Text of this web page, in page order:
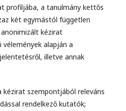
profiljába, a tanulmány kettős
két egymástól független
kézirat
alapján a
illetve annak
kézirat szempontjából releváns
rendelkező kutatók;